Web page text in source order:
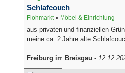
Schlafcouch
Flohmarkt» Möbel & Einrichtung
aus privaten und finanziellen
meine ca. 2 Jahre alte
Freiburg im Breisgau -